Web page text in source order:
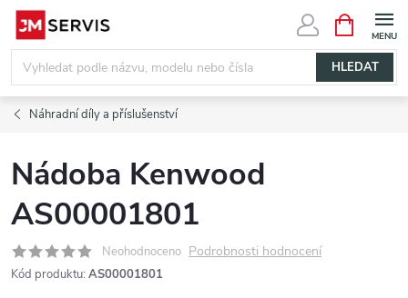
Přejít
obsah
HLEDAT
NÁKUPNÍ
KOŠÍK
Náhradní díly a příslušenství
Nádoba Kenwood
AS00001801
Neohodnoceno Podrobnosti hodnocení
Kód produktu: AS00001801